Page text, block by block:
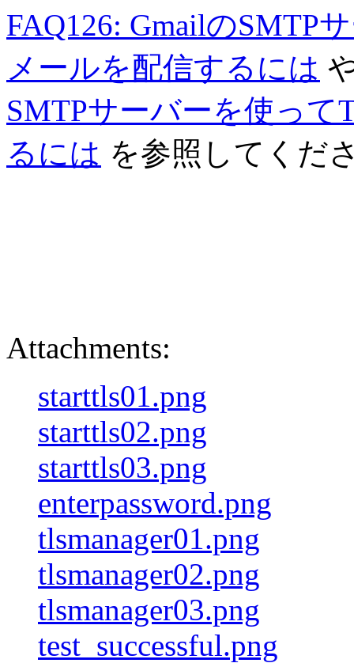
FAQ126: GmailのSMTP
メールを配信するには
SMTPサーバーを使って
るには を参照してくだ
Attachments:
starttls01.png
starttls02.png
starttls03.png
enterpassword.png
tlsmanager01.png
tlsmanager02.png
tlsmanager03.png
test_successful.png